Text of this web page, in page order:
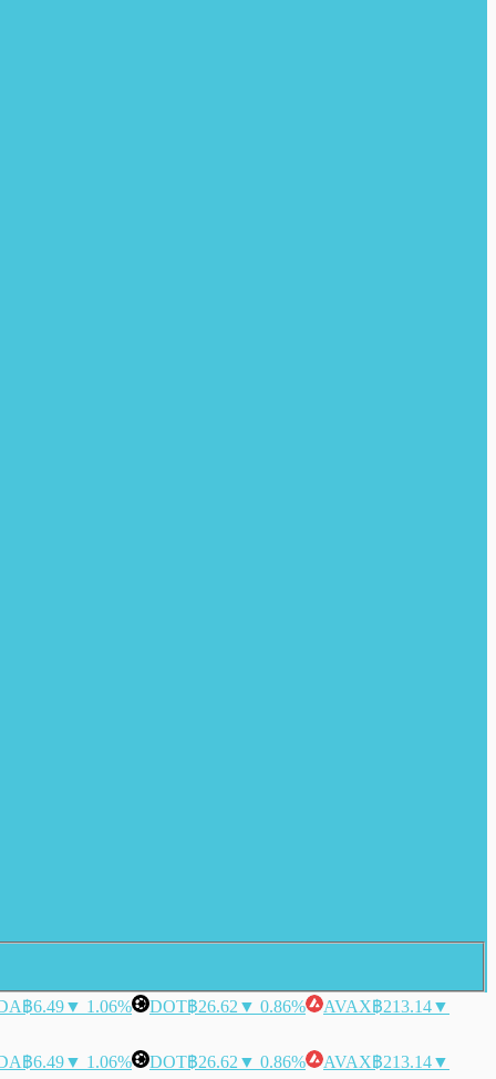
฿6.49▼ 1.06% DOT฿26.62 ▼ 0.86% AVAX฿213.14▼
฿6.49▼ 1.06% DOT฿26.62 ▼ 0.86% AVAX฿213.14▼